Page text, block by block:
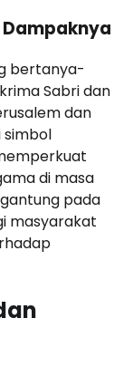
Dampaknya
bertanya-
Sabri dan
dan
simbol
di masa
pada
masyarakat